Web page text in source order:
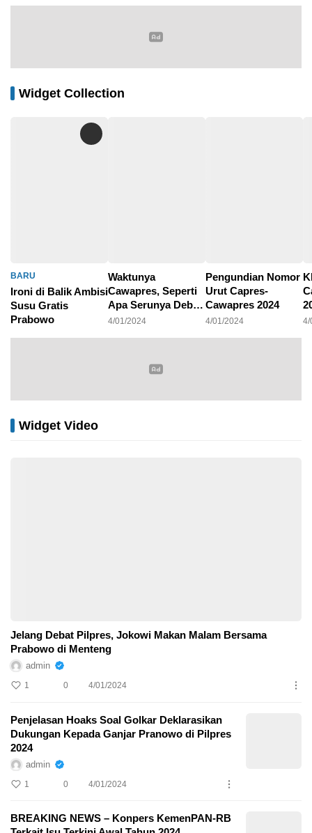
Widget Collection
BARU
Ironi di Balik Ambisi
Susu Gratis
Prabowo
Waktunya
Cawapres, Seperti
Apa Serunya Debat
Pilpres 2024?
4/01/2024
Pengundian Nomor
Urut Capres-
Cawapres 2024
4/01/2024 4/
Widget Video
Jelang Debat Pilpres, Jokowi Makan Malam Bersama
Prabowo di Menteng
admin
1 0 4/01/2024
Penjelasan Hoaks Soal Golkar Deklarasikan
Dukungan Kepada Ganjar Pranowo di Pilpres
2024
admin
1 0 4/01/2024
BREAKING NEWS – Konpers KemenPAN-RB